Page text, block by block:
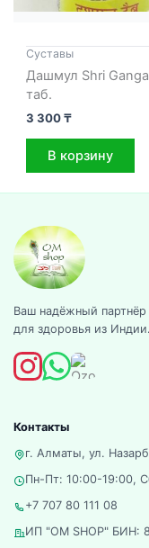
Cуставы
Дашмул Shri
таб.
3 300₸
В корзину
Ваш надёжный
для здоровья из Индии.
Контакты
г. Алматы, ул.
Пн-Пт: 10:00-19:00,
+7 707 80 111 08
ИП "OM SHOP" БИН: